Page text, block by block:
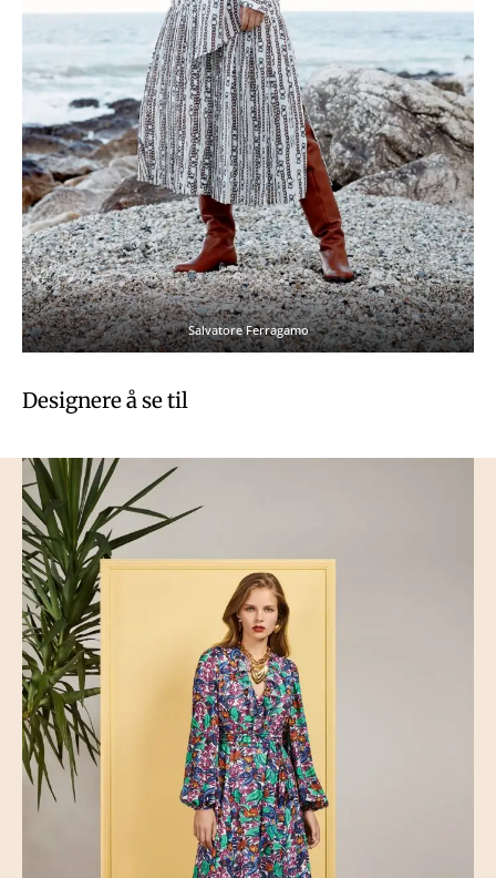
Salvatore Ferragamo
Designere å se til